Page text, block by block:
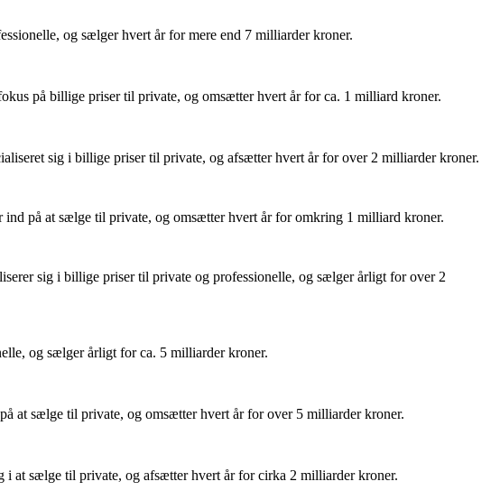
og sælger hvert år for mere end 7 milliarder kroner.
på billige priser til private, og omsætter hvert år for ca. 1 milliard kroner.
sig i billige priser til private, og afsætter hvert år for over 2 milliarder kroner.
ind på at sælge til private, og omsætter hvert år for omkring 1 milliard kroner.
sig i billige priser til private og professionelle, og sælger årligt for over 2
og sælger årligt for ca. 5 milliarder kroner.
at sælge til private, og omsætter hvert år for over 5 milliarder kroner.
i at sælge til private, og afsætter hvert år for cirka 2 milliarder kroner.